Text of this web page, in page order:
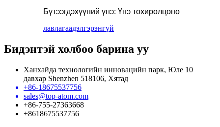
Бүтээгдэхүүний үнэ: Үнэ тохиролцоно
лавлагаадэлгэрэнгүй
Бидэнтэй холбоо барина уу
Ханхайда технологийн инновацийн парк, Юле 10
давхар Shenzhen 518106, Хятад
+86-18675537756
sales@top-atom.com
+86-755-27363668
+8618675537756